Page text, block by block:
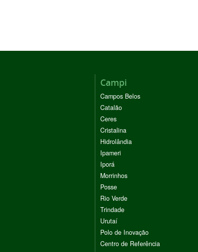
Campi
Campos Belos
Catalão
Ceres
Cristalina
Hidrolândia
Ipameri
Iporá
Morrinhos
Posse
Rio Verde
Trindade
Urutaí
Polo de Inovação
Centro de Referência